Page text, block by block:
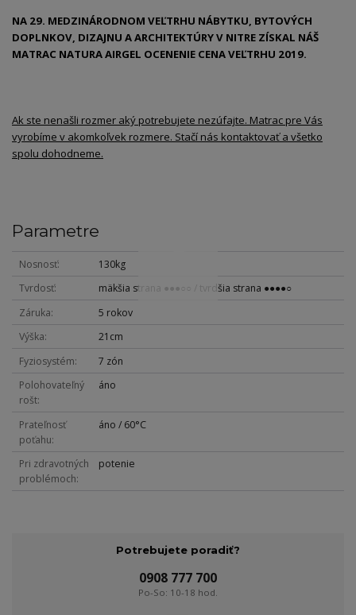
NA 29. MEDZINÁRODNOM VEĽTRHU NÁBYTKU, BYTOVÝCH
DOPLNKOV, DIZAJNU A ARCHITEKTÚRY V NITRE ZÍSKAL NÁŠ
MATRAC NATURA AIRGEL OCENENIE CENA VEĽTRHU 2019.
Ak ste nenašli rozmer aký potrebujete nezúfajte. Matrac pre Vás
vyrobíme v akomkoľvek rozmere. Stačí nás kontaktovať a všetko
spolu dohodneme.
Parametre
Nosnosť
130kg
Tvrdosť
mäkšia strana ●●●○○ / tvrdšia strana ●●●●○
Záruka
5 rokov
Výška
21cm
Fyziosystém
7 zón
Polohovateľný
rošt
áno
Prateľnosť
poťahu
áno / 60°C
Pri zdravotných
problémoch
potenie
Potrebujete poradiť?
0908 777 700
Po-So: 10-18 hod.